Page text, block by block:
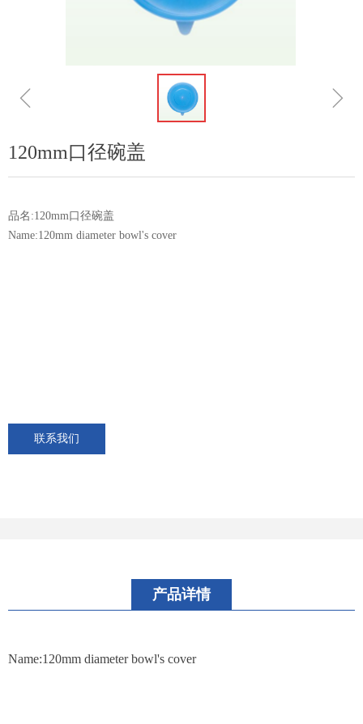
ꁆ ꁇ
120mm口径碗盖
品名:120mm口径碗盖
Name:120mm diameter bowl's cover
联系我们
产品详情
Name:120mm diameter bowl's cover